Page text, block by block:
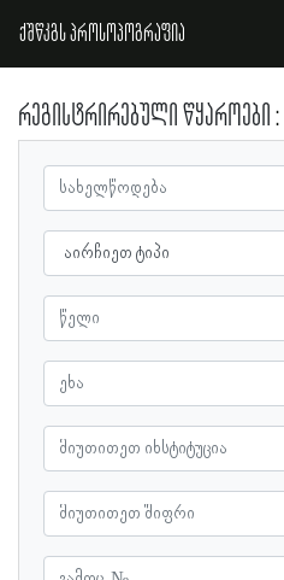
ქშწკგს პროსოპოგრაფია
რეგისტრირებული წყაროები